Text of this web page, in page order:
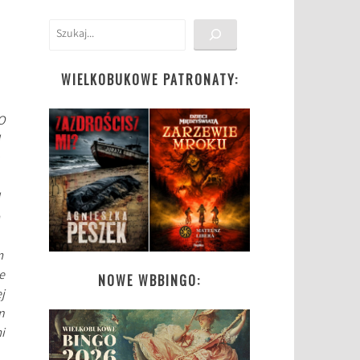
Szukaj
WIELKOBUKOWE PATRONATY:
NOWE WBBINGO: